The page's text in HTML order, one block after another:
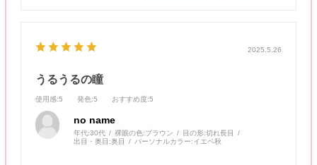
2025.5.26
うるうるの瞳
使用感:5 発色:5 おすすめ度:5
no name
年代:30代 裸眼の色:ブラウン 目の形:切れ長目
出目・奥目:奥目 パーソナルカラー:イエベ秋